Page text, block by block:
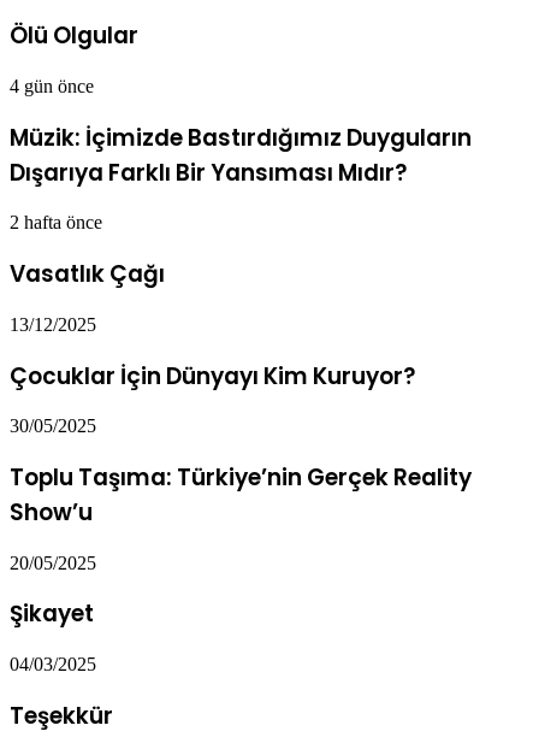
Ölü Olgular
4 gün önce
Müzik: İçimizde Bastırdığımız Duyguların
Dışarıya Farklı Bir Yansıması Mıdır?
2 hafta önce
Vasatlık Çağı
13/12/2025
Çocuklar İçin Dünyayı Kim Kuruyor?
30/05/2025
Toplu Taşıma: Türkiye’nin Gerçek Reality
Show’u
20/05/2025
Şikayet
04/03/2025
Teşekkür